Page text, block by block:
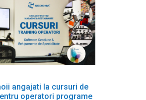
angajati la cursuri de
operatori programe